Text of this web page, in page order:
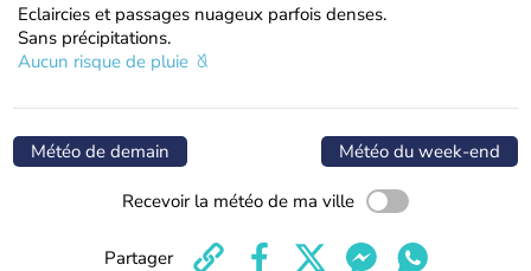
Eclaircies et passages nuageux parfois denses.
Sans précipitations.
Aucun risque de pluie
Météo de demain Météo du week-end
Recevoir la météo de ma ville
Partager